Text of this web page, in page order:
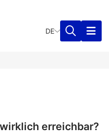
DE
erreichbar?